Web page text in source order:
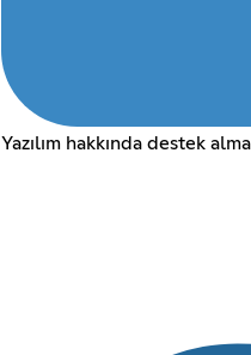
Yazılım hakkında destek